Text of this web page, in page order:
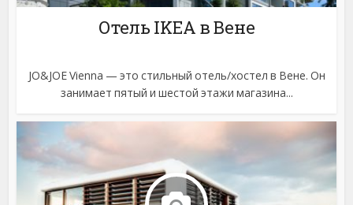
Отель IKEA в Вене
JO&JOE Vienna — это стильный отель/хостел в Вене. Он
занимает пятый и шестой этажи магазина...